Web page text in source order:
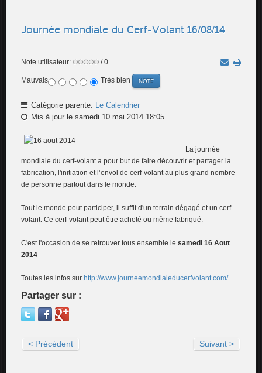
Journée mondiale du Cerf-Volant 16/08/14
Note utilisateur: / 0
Mauvais Très bien
Catégorie parente: Le Calendrier
Mis à jour le samedi 10 mai 2014 18:05
La journée
mondiale du cerf-volant a pour but de faire découvrir et partager la
fabrication, l'initiation et l’envol de cerf-volant au plus grand nombre
de personne partout dans le monde.
Tout le monde peut participer, il suffit d'un terrain dégagé et un cerf-
volant. Ce cerf-volant peut être acheté ou même fabriqué.
C'est l'occasion de se retrouver tous ensemble lesamedi 16 Aout
2014
Toutes les infos sur http://www.journeemondialeducerfvolant.com/
Partager sur :
< Précédent Suivant >